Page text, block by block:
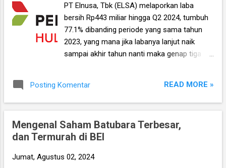
Digital, Tbk (WIFI), dan berikut analisanya. ***
Live Webinar Value Investing Saham
Indonesia , Sabtu 24 Agustus 2024, pukul
08.00 – 10.00 WIB. Untuk mendaftar klik
disini . *** PT Solusi Sinergi Digital, Tbk. atau
perusahaan holding yang membawahi
PT Elnusa, Tbk (ELSA) melaporkan laba
bersih Rp443 miliar hingga Q2 2024, tumbuh
77.1% dibanding periode yang sama tahun
2023, yang mana jika labanya lanjut naik
sampai akhir tahun nanti maka genap tiga
dengan kinerja fundamentalnya yang apik
tersebut maka saham ELSA juga sukses naik
2021 hingga sekarang sudah tembus 500,
aka memberikan profit dua kali lipat bagi
termasuk dividen. Namun demikian jika
Posting Komentar READ MORE »
Mengenal Saham Batubara Terbesar,
dan Termurah di BEI
Jumat, Agustus 02, 2024